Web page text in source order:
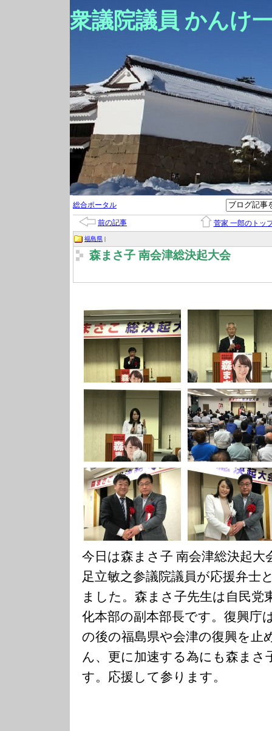
衆議院議員 かんけ
総合ポータル
前の記事 菅家 一郎のトッ
福島県 |
森まさ子 南会津総決起大会
今日は森まさ子 南会津総決起
足立敏之参議院議員が応援弁士
ました。森まさ子先生は自民党
化本部の副本部長です。復興庁
の後の福島県や会津の復興を止
ん、更に加速する為にも森まさ
す。応援して参ります。